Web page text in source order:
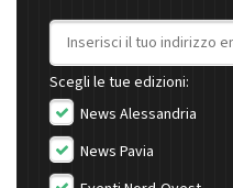
Indirizzo email
Scegli le tue edizioni:
News Alessandria
News Pavia